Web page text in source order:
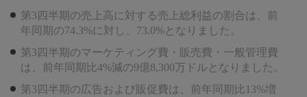
第3四半期の売上高に対する売上総利益の割合は、前
年同期の74.3%に対し、73.0%となりました。
第3四半期のマーケティング費・販売費・一般管理費
は、前年同期比4%減の9億8,300万ドルとなりました。
第3四半期の広告および販促費は、前年同期比13%増